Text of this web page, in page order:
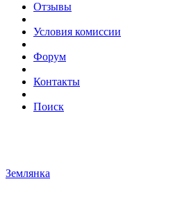
Отзывы
Условия комиссии
Форум
Контакты
Поиск
Землянка